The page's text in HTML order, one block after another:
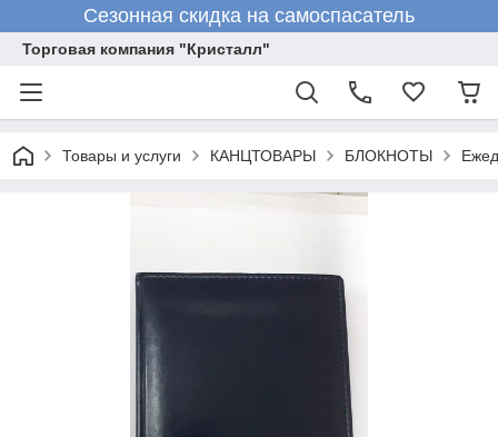
Сезонная скидка на самоспасатель
Торговая компания "Кристалл"
Товары и услуги КАНЦТОВАРЫ БЛОКНОТЫ